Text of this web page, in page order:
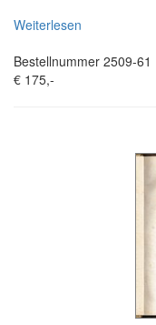
Weiterlesen
Bestellnummer 2509-61
€ 175,-